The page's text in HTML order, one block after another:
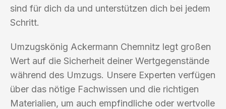
sind für dich da und unterstützen dich bei jedem
Schritt.
Umzugskönig Ackermann Chemnitz legt großen
Wert auf die Sicherheit deiner Wertgegenstände
während des Umzugs. Unsere Experten verfügen
über das nötige Fachwissen und die richtigen
Materialien, um auch empfindliche oder wertvolle